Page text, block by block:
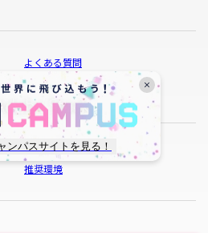
ンパスサイトを見る！
よくある質問
資料請求
サイトポリシー
推奨環境